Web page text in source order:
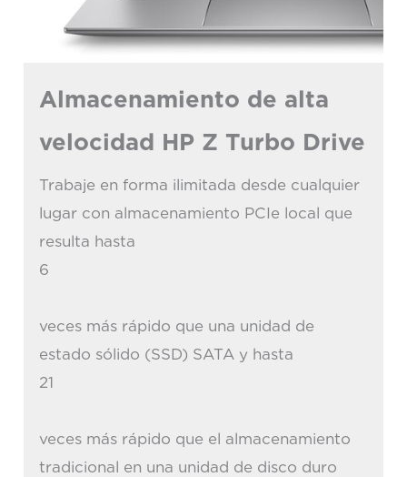
Almacenamiento de alta
velocidad HP Z Turbo Drive
Trabaje en forma ilimitada desde cualquier
lugar con almacenamiento PCIe local que
resulta hasta
6
veces más rápido que una unidad de
estado sólido (SSD) SATA y hasta
21
veces más rápido que el almacenamiento
tradicional en una unidad de disco duro